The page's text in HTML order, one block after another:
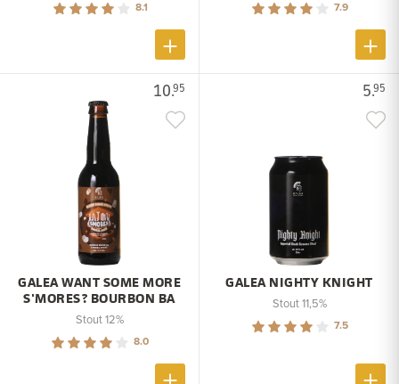
8.1 7.9
10.95
GALEA WANT SOME MORE
S'MORES? BOURBON BA
Stout 12%
8.0
5.95
GALEA NIGHTY KNIGHT
Stout 11,5%
7.5